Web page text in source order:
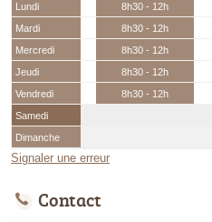
Lundi 8h30 - 12h
Mardi
8h30 - 12h
Mercredi
8h30 - 12h
Jeudi
8h30 - 12h
Vendredi
8h30 - 12h
Samedi
Dimanche
Signaler une erreur
Contact